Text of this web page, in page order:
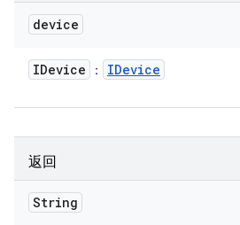
device
IDevice ： IDevice
返回
String